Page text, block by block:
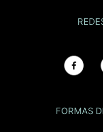
FORMAS